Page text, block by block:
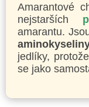
Amarantové
nejstarších
amarantu.
jedlíky,
se jako